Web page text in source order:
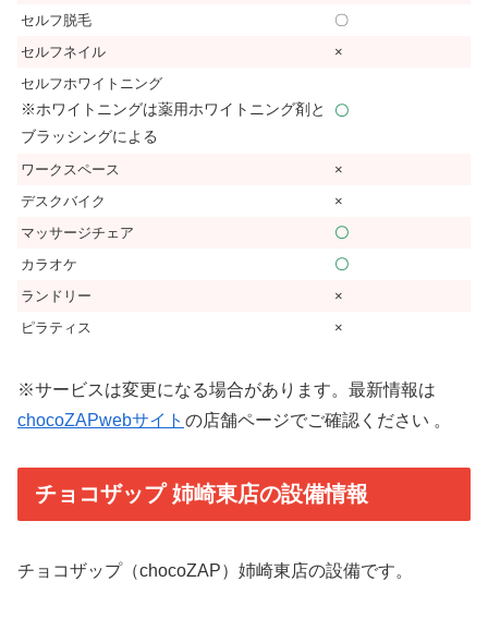
セルフ脱毛
〇
セルフネイル
×
セルフホワイトニング
※ホワイトニングは薬用ホワイトニング剤と
ブラッシングによる
〇
ワークスペース
×
デスクバイク
×
マッサージチェア
〇
カラオケ
〇
ランドリー
×
ピラティス
×
※サービスは変更になる場合があります。最新情報は
chocoZAPwebサイト の店舗ページでご確認ください 。
チョコザップ 姉崎東店の設備情報
チョコザップ（chocoZAP）姉崎東店の設備です。